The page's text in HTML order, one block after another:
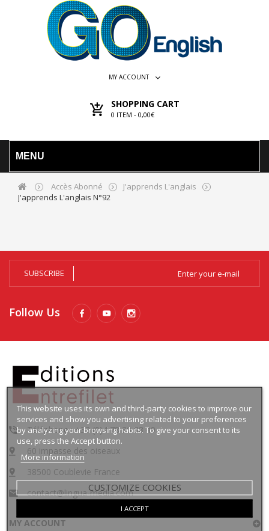
MY ACCOUNT
SHOPPING CART
0 ITEM - 0,00€
MENU
Accès Abonné
J'apprends L'anglais
J'apprends L'anglais N°92
This website uses its own and third-party cookies to improve our
services and show you advertising related to your preferences
by analyzing your browsing habits. To give your consent to its
use, press the Accept button.
More information
CUSTOMIZE COOKIES
I ACCEPT
SUBSCRIBE
Follow Us
Téléphone : +33 (0)4 78 30 88 49
60 impasse des oiseaux
38500 Coublevie France
contact@lingua-media.com
MY ACCOUNT